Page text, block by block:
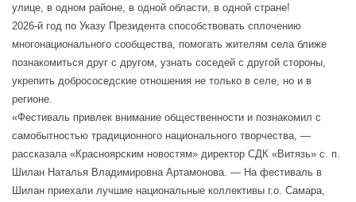
улице, в одном районе, в одной области, в одной стране!
2026-й год по Указу Президента способствовать сплочению
многонационального сообщества, помогать жителям села ближе
познакомиться друг с другом, узнать соседей с другой стороны,
укрепить добрососедские отношения не только в селе, но и в
регионе.
«Фестиваль привлек внимание общественности и познакомил с
самобытностью традиционного национального творчества, —
рассказала «Красноярским новостям» директор СДК «Витязь» с. п.
Шилан Наталья Владимировна Артамонова. — На фестиваль в
Шилан приехали лучшие национальные коллективы г.о. Самара,